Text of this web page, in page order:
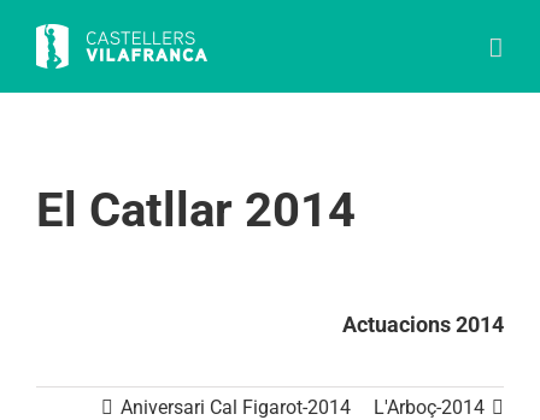
content
El Catllar 2014
Actuacions 2014
Aniversari Cal Figarot-2014 L'Arboç-2014